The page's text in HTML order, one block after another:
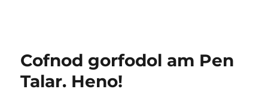
Cofnod gorfodol am Pen
Talar. Heno!